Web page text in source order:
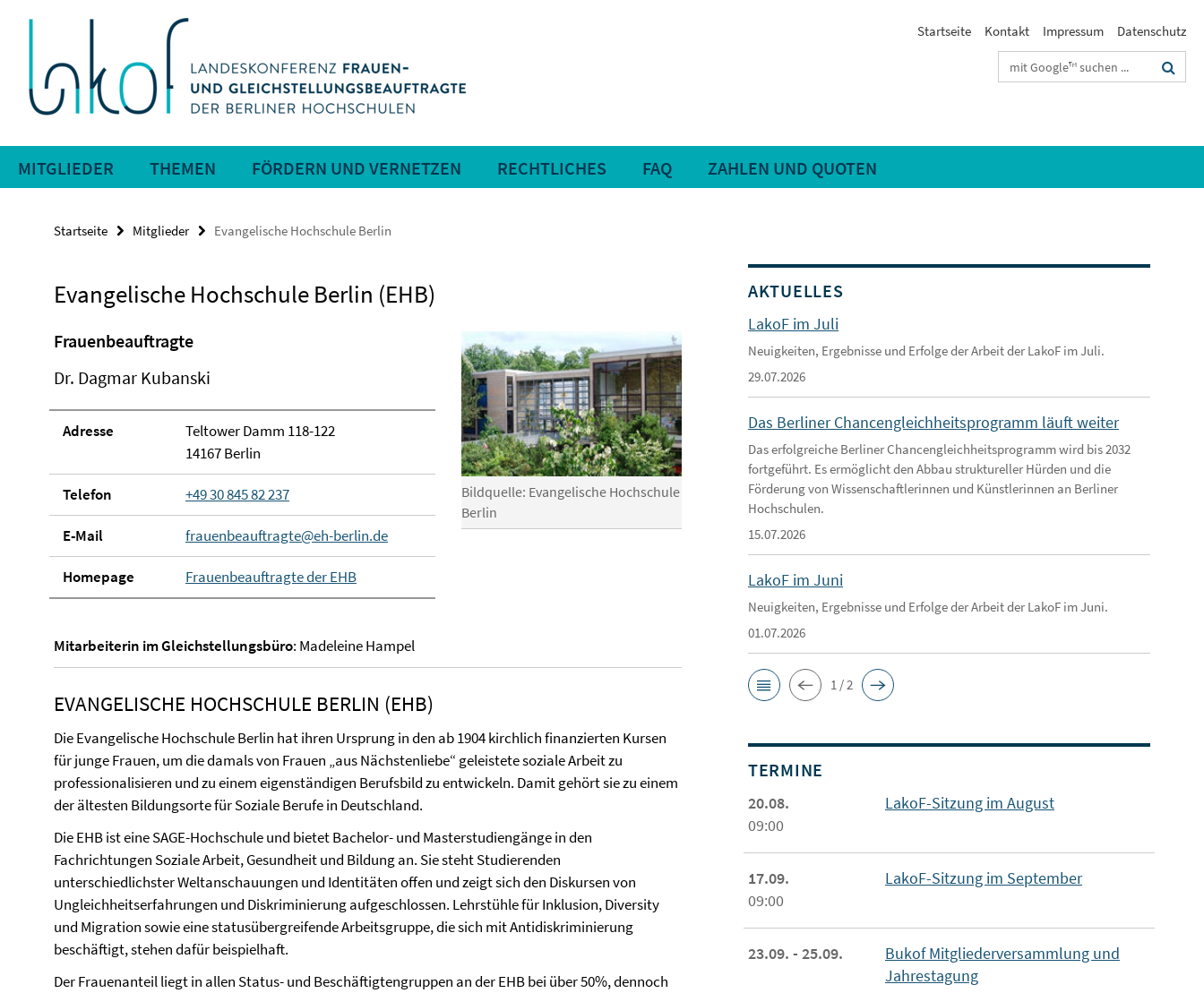
Navigation
Startseite Kontakt Impressum
Datenschutz
Suchbegriffe
MITGLIEDER THEMEN FÖRDERN UND VERNETZEN RECHTLICHES FAQ ZAHLEN UND QUOTEN
Startseite Mitglieder Evangelische Hochschule Berlin
Evangelische Hochschule Berlin (EHB)
Bildquelle: Evangelische Hochschule
Berlin
Frauenbeauftragte
Dr. Dagmar Kubanski
Adresse
Teltower Damm 118-122
14167 Berlin
Telefon +49 30 845 82 237
E-Mail frauenbeauftragte@eh-berlin.de
Homepage Frauenbeauftragte der EHB
Mitarbeiterin im Gleichstellungsbüro: Madeleine Hampel
EVANGELISCHE HOCHSCHULE BERLIN (EHB)
Die Evangelische Hochschule Berlin hat ihren Ursprung in den ab 1904 kirchlich finanzierten Kursen
für junge Frauen, um die damals von Frauen „aus Nächstenliebe“ geleistete soziale Arbeit zu
professionalisieren und zu einem eigenständigen Berufsbild zu entwickeln. Damit gehört sie zu einem
der ältesten Bildungsorte für Soziale Berufe in Deutschland.
Die EHB ist eine SAGE-Hochschule und bietet Bachelor- und Masterstudiengänge in den
Fachrichtungen Soziale Arbeit, Gesundheit und Bildung an. Sie steht Studierenden
unterschiedlichster Weltanschauungen und Identitäten offen und zeigt sich den Diskursen von
Ungleichheitserfahrungen und Diskriminierung aufgeschlossen. Lehrstühle für Inklusion, Diversity
und Migration sowie eine statusübergreifende Arbeitsgruppe, die sich mit Antidiskriminierung
beschäftigt, stehen dafür beispielhaft.
Der Frauenanteil liegt in allen Status- und Beschäftigtengruppen an der EHB bei über 50%, dennoch
AKTUELLES
LakoF im Juli
Neuigkeiten, Ergebnisse und Erfolge der Arbeit der LakoF im Juli.
29.07.2026
Das Berliner Chancengleichheitsprogramm läuft weiter
Das erfolgreiche Berliner Chancengleichheitsprogramm wird bis 2032
fortgeführt. Es ermöglicht den Abbau struktureller Hürden und die
Förderung von Wissenschaftlerinnen und Künstlerinnen an Berliner
Hochschulen.
15.07.2026
LakoF im Juni
Neuigkeiten, Ergebnisse und Erfolge der Arbeit der LakoF im Juni.
01.07.2026
1 / 2
TERMINE
20.08.
09:00
LakoF-Sitzung im August
17.09.
09:00
LakoF-Sitzung im September
23.09. - 25.09.
Bukof Mitgliederversammlung und
Jahrestagung